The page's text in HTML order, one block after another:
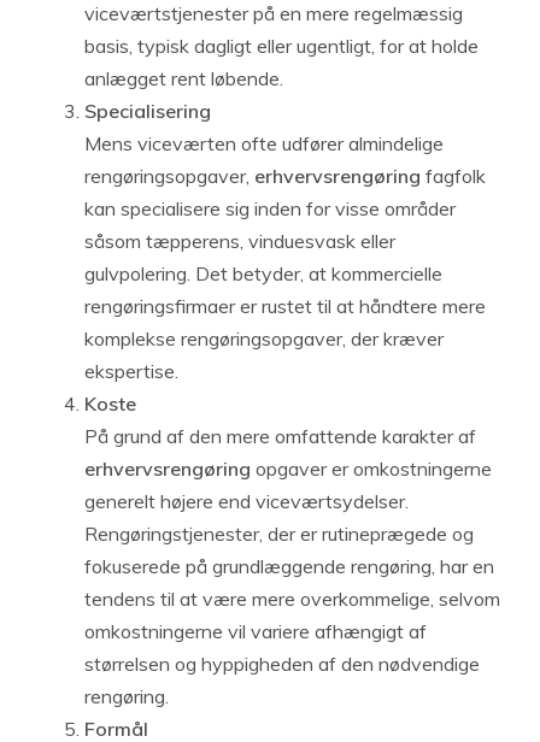
viceværtstjenester på en mere regelmæssig
basis, typisk dagligt eller ugentligt, for at holde
anlægget rent løbende.
Specialisering
Mens viceværten ofte udfører almindelige
rengøringsopgaver, erhvervsrengøring fagfolk
kan specialisere sig inden for visse områder
såsom tæpperens, vinduesvask eller
gulvpolering. Det betyder, at kommercielle
rengøringsfirmaer er rustet til at håndtere mere
komplekse rengøringsopgaver, der kræver
ekspertise.
Koste
På grund af den mere omfattende karakter af
erhvervsrengøring opgaver er omkostningerne
generelt højere end viceværtsydelser.
Rengøringstjenester, der er rutineprægede og
fokuserede på grundlæggende rengøring, har en
tendens til at være mere overkommelige, selvom
omkostningerne vil variere afhængigt af
størrelsen og hyppigheden af ​​den nødvendige
rengøring.
Formål